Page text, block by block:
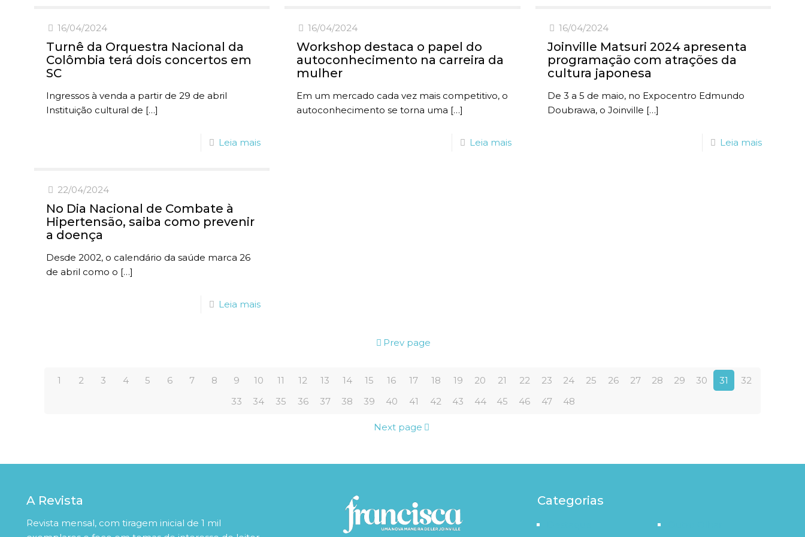
16/04/2024
Turnê da Orquestra Nacional da
Colômbia terá dois concertos em
SC
Ingressos à venda a partir de 29 de abril
Instituição cultural de […]
Leia mais
16/04/2024
Workshop destaca o papel do
autoconhecimento na carreira da
mulher
Em um mercado cada vez mais competitivo, o
autoconhecimento se torna uma […]
Leia mais
16/04/2024
Joinville Matsuri 2024 apresenta
programação com atrações da
cultura japonesa
De 3 a 5 de maio, no Expocentro Edmundo
Doubrawa, o Joinville […]
Leia mais
22/04/2024
No Dia Nacional de Combate à
Hipertensão, saiba como prevenir
a doença
Desde 2002, o calendário da saúde marca 26
de abril como o […]
Leia mais
Prev page
1 2 3 4 5 6 7 8 9 10 11 12 13 14 15 16 17 18 19 20 21 22 23 24 25 26 27 28 29 30 31
32
33
34 35 36 37 38 39 40 41 42 43 44 45 46 47 48
Next page
A Revista
Revista mensal, com tiragem inicial de 1 mil
Categorias